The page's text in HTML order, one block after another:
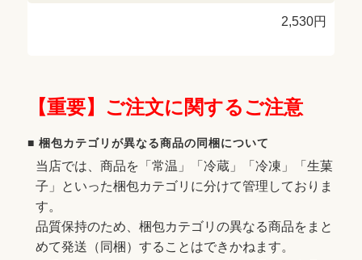
2,530円
【重要】ご注文に関するご注意
■ 梱包カテゴリが異なる商品の同梱について
当店では、商品を「常温」「冷蔵」「冷凍」「生菓
子」といった梱包カテゴリに分けて管理しておりま
す。
品質保持のため、梱包カテゴリの異なる商品をまと
めて発送（同梱）することはできかねます。